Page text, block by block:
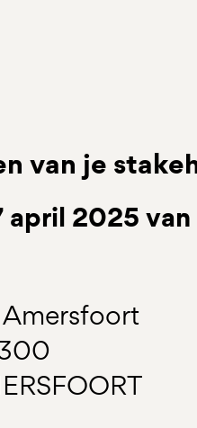
van je
april 2025